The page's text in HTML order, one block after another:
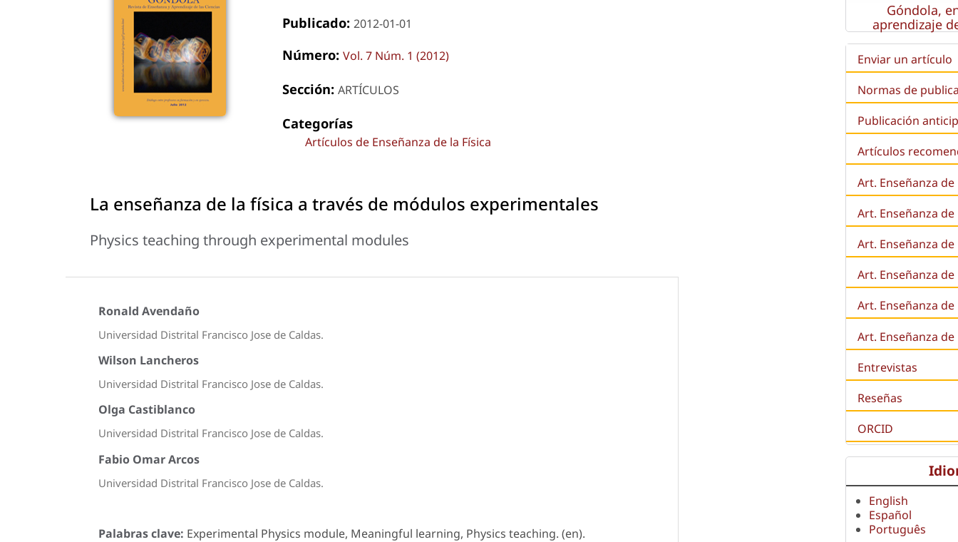
Publicado: 2012-01-01
Número: Vol. 7 Núm. 1 (2012)
Sección: ARTÍCULOS
Categorías
Artículos de Enseñanza de la Física
La enseñanza de la física a través de módulos experimentales
Physics teaching through experimental modules
Ronald Avendaño
Universidad Distrital Francisco Jose de Caldas.
Wilson Lancheros
Universidad Distrital Francisco Jose de Caldas.
Olga Castiblanco
Universidad Distrital Francisco Jose de Caldas.
Fabio Omar Arcos
Universidad Distrital Francisco Jose de Caldas.
Palabras clave: Experimental Physics module, Meaningful learning, Physics teaching. (en).
Góndola,
aprendizaje
Enviar un artículo
Normas de
Publicación
Artículos
Art. Enseñanza
Art. Enseñanza
Art. Enseñanza de
Art. Enseñanza de
Art. Enseñanza
Art. Enseñanza
Entrevistas
Reseñas
ORCID
English
Español
Português